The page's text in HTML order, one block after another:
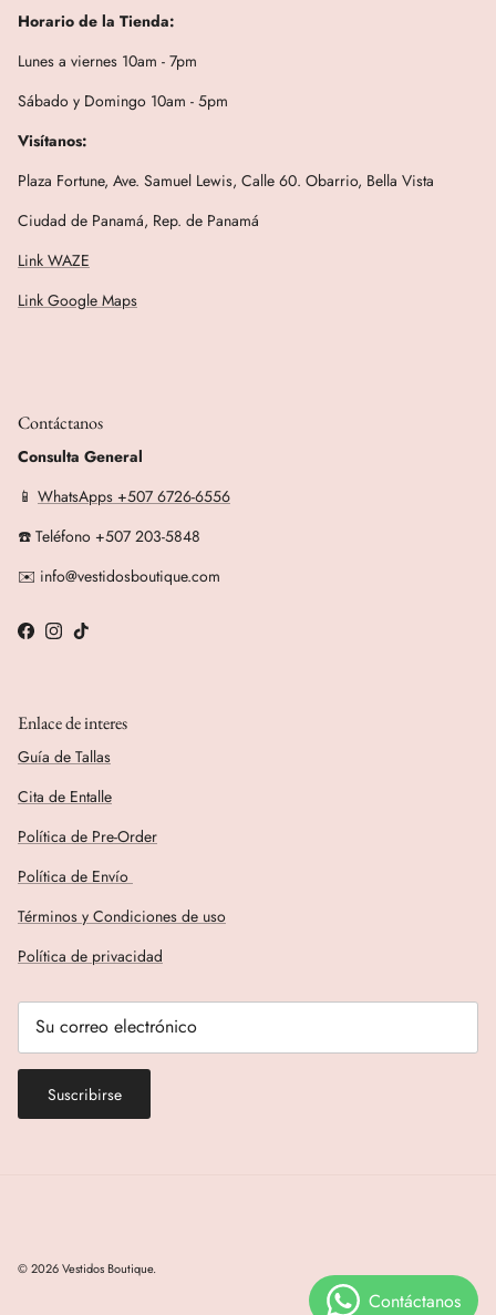
Horario de la Tienda:
Lunes a viernes 10am - 7pm
Sábado y Domingo 10am - 5pm
Visítanos:
Plaza Fortune, Ave. Samuel Lewis, Calle 60. Obarrio, Bella Vista
Ciudad de Panamá, Rep. de Panamá
Link WAZE
Link Google Maps
Contáctanos
Consulta General
📱 WhatsApps +507 6726-6556
☎️ Teléfono +507 203-5848
✉️ info@vestidosboutique.com
Facebook
Instagram
TikTok
Enlace de interes
Guía de Tallas
Cita de Entalle
Política de Pre-Order
Política de Envío
Términos y Condiciones de uso
Política de privacidad
Suscribirse
© 2026Vestidos Boutique.